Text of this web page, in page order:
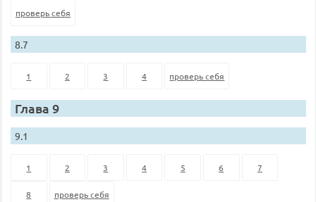
проверь себя
8.7
1 2 3 4 проверь себя
Глава 9
9.1
1 2 3 4 5 6 7
8 проверь себя